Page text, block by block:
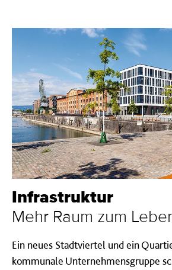
Infrastruktur
Mehr Raum zum
Ein neues Stadtviertel und ein
kommunale Unternehmensgruppe